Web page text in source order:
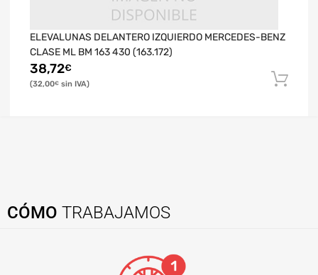
ELEVALUNAS DELANTERO IZQUIERDO MERCEDES-BENZ
CLASE ML BM 163 430 (163.172)
38,72€
32,00€
CÓMO TRABAJAMOS